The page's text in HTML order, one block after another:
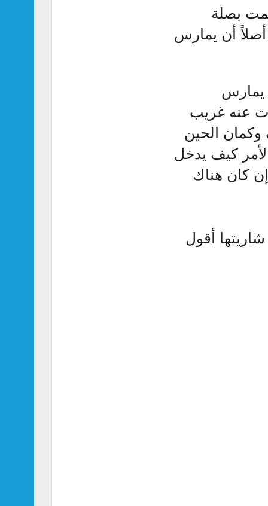
بصلة
أصلاً أن يمارس
يمارس
عنه غريب
الحين
كيف يدخل
كان هناك
أقول